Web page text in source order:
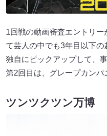
1回戦の動画審査エントリ
て芸人の中でも3年目以下
独自にピックアップして、
第2回目は、グレープカンパ
ツンツクツン万博